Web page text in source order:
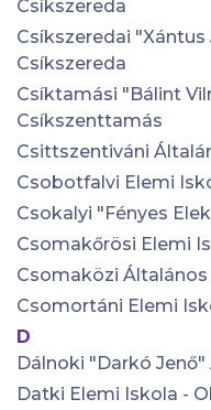
Csíkszereda
Csíkszeredai
Csíkszereda
Csíktamási "Bálint
Csíkszenttamás
Csittszentiváni
Csobotfalvi Elemi
Csokalyi "Fényes
Csomakőrösi Elemi
Csomaközi
Csomortáni Elemi
D
Dálnoki "Darkó
Datki Elemi Iskola -